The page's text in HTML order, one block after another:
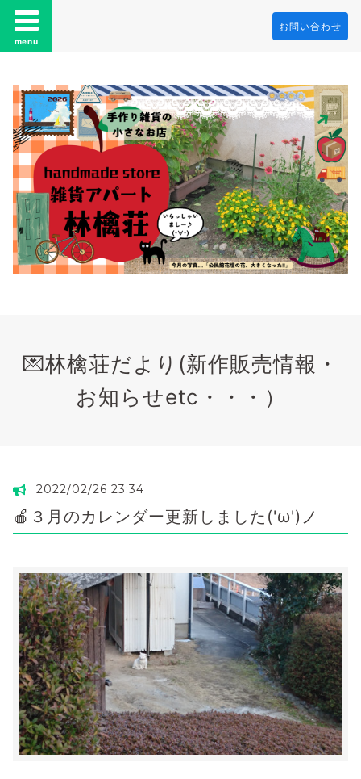
menu
お問い合わせ
💌林檎荘だより(新作販売情報・
お知らせetc・・・）
2022/02/26 23:34
🍎３月のカレンダー更新しました('ω')ノ